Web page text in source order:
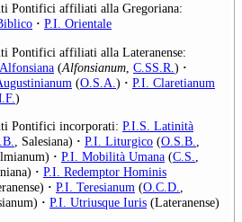
Pontifici affiliati alla Gregoriana:
· P.I. Orientale
Pontifici affiliati alla Lateranense:
(Alfonsianum C.SS.R. ) ·
(O.S.A. ) · P.I. Claretianum
)
Pontifici incorporati: P.I.S. Latinità
, Salesiana) · P.I. Liturgico (O.S.B.
· P.I. Mobilità Umana (C.S.
· P.I. Redemptor Hominis
· P.I. Teresianum (O.C.D.
· P.I. Utriusque Iuris (Lateranense)